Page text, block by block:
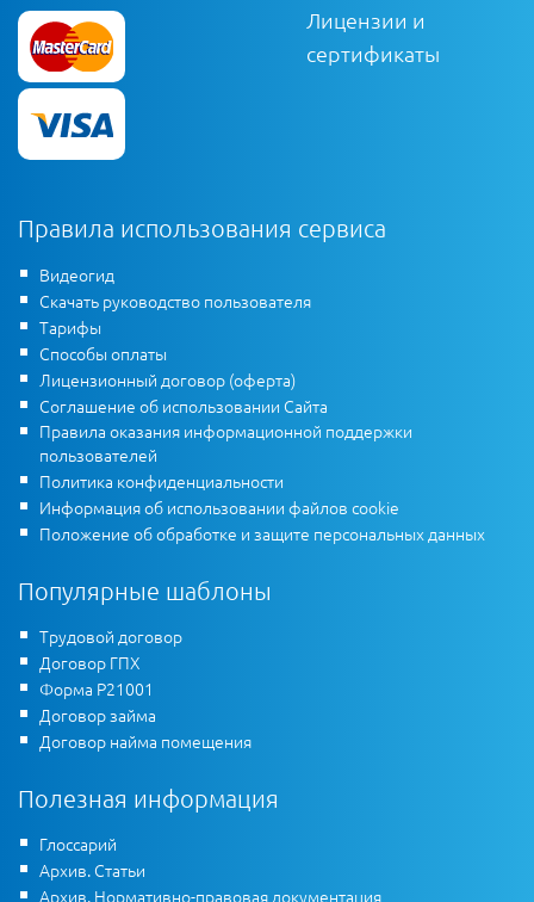
Лицензии и
сертификаты
Правила использования сервиса
Видеогид
Скачать руководство пользователя
Тарифы
Способы оплаты
Лицензионный договор (оферта)
Соглашение об использовании Сайта
Правила оказания информационной поддержки
пользователей
Политика конфиденциальности
Информация об использовании файлов cookie
Положение об обработке и защите персональных данных
Популярные шаблоны
Трудовой договор
Договор ГПХ
Форма Р21001
Договор займа
Договор найма помещения
Полезная информация
Глоссарий
Архив. Статьи
Архив. Нормативно-правовая документация